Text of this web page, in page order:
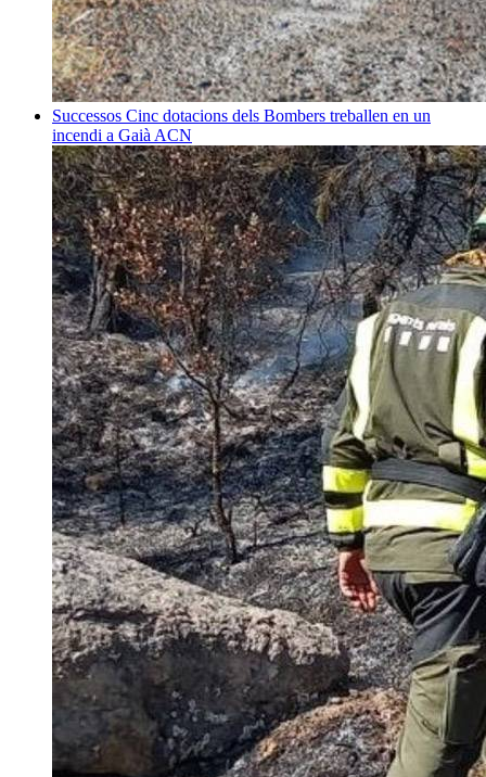
Successos Cinc dotacions dels Bombers treballen en un
incendi a Gaià ACN